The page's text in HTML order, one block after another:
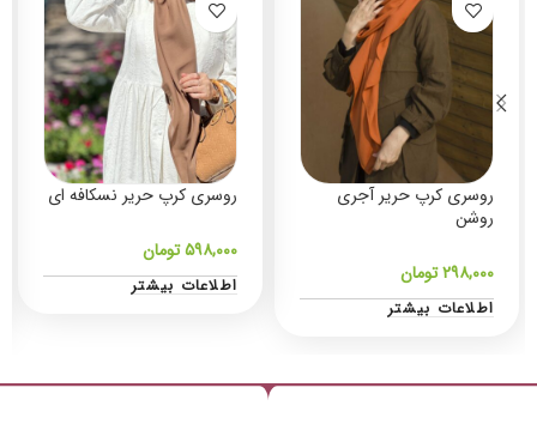
روسری کرپ حریر آجری
روشن
۲۹۸,۰۰۰تومان
اطلاعات بیشتر
روسری کرپ حریر نسکافه ای
۵۹۸,۰۰۰تومان
اطلاعات بیشتر